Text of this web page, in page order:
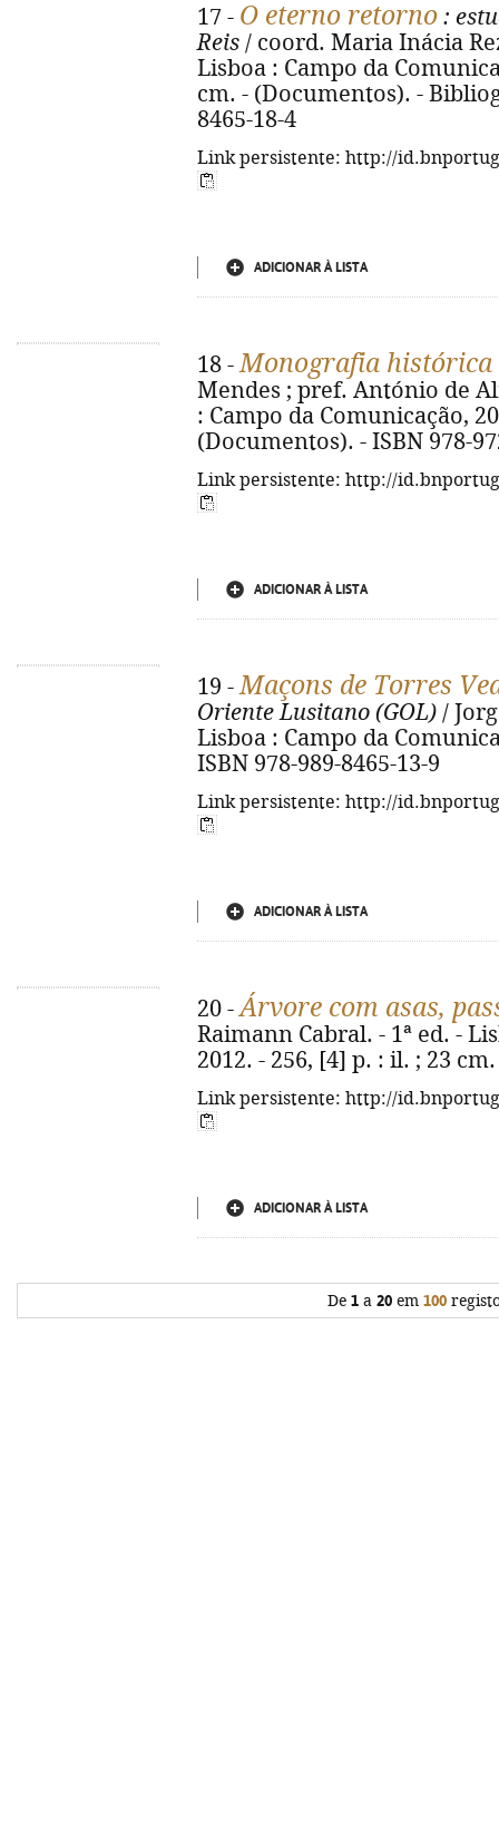
17 - O eterno retorno :
Reis / coord. Maria Inácia
Lisboa : Campo da
cm. - (Documentos). -
8465-18-4
Link persistente: http://
ADICIONAR À LISTA
18 -Monografia histórica
Mendes ; pref. António de
: Campo da Comunicação,
(Documentos). - ISBN 978-
Link persistente: http://
ADICIONAR À LISTA
19 -Maçons de Torres
Oriente Lusitano (GOL) /
Lisboa : Campo da
ISBN 978-989-8465-13-9
Link persistente: http://
ADICIONAR À LISTA
20 -Árvore com asas,
Raimann Cabral. - 1ª ed. -
2012. - 256, [4] p. : il. ; 23
Link persistente: http://
ADICIONAR À LISTA
De 1 a 20 em 100